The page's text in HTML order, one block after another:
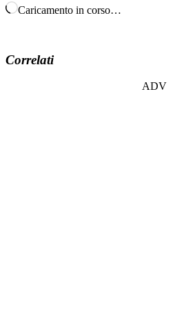
Caricamento in corso…
Correlati
ADV